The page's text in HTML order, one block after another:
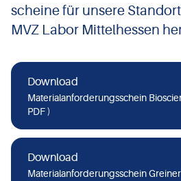
scheine für unsere
MVZ Labor Mittelhessen
Download
Materialanforderungsschein
PDF )
Download
Materialanforderungsschein Greiner